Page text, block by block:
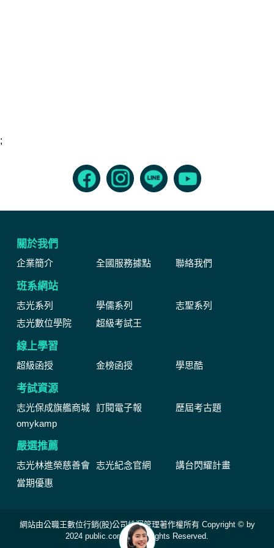
;
關於我們
企業簡介 全國服務據點 聯絡我們
班系網站
志光系列 學儒系列
志聖系列
志光數位學院
超級考試王
線上學習
超級函授 金榜函授 學思酷
考試資源
志光保成旗艦商城 訂閱電子報
歷屆考古題
omykamp
嚴選推薦
志光林進榮慈善會 志光紀念官網
講台閃耀計畫
當期優惠
網站由公職王數位行銷(股)公司維運管理著作權所有 Copyright © by
2024 public.com.tw All Rights Reserved.